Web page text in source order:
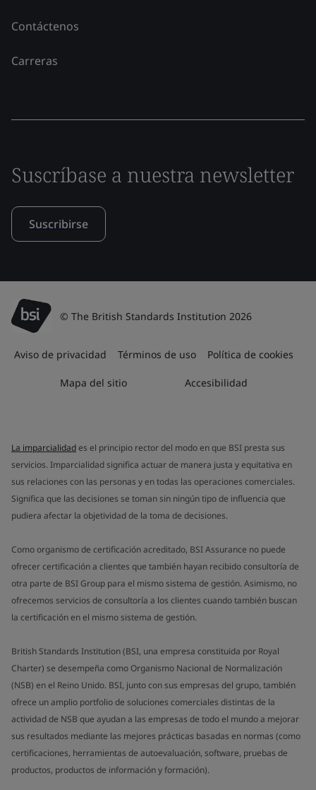
Contáctenos
Carreras
Suscríbase a nuestra newsletter
Suscribirse
© The British Standards Institution 2026
Aviso de privacidad Términos de uso Política de cookies
Mapa del sitio Accesibilidad
La imparcialidades el principio rector del modo en que BSI presta sus
servicios. Imparcialidad significa actuar de manera justa y equitativa en
sus relaciones con las personas y en todas las operaciones comerciales.
Significa que las decisiones se toman sin ningún tipo de influencia que
pudiera afectar la objetividad de la toma de decisiones.
Como organismo de certificación acreditado, BSI Assurance no puede
ofrecer certificación a clientes que también hayan recibido consultoría de
otra parte de BSI Group para el mismo sistema de gestión. Asimismo, no
ofrecemos servicios de consultoría a los clientes cuando también buscan
la certificación en el mismo sistema de gestión.
British Standards Institution (BSI, una empresa constituida por Royal
Charter) se desempeña como Organismo Nacional de Normalización
(NSB) en el Reino Unido. BSI, junto con sus empresas del grupo, también
ofrece un amplio portfolio de soluciones comerciales distintas de la
actividad de NSB que ayudan a las empresas de todo el mundo a mejorar
sus resultados mediante las mejores prácticas basadas en normas (como
certificaciones, herramientas de autoevaluación, software, pruebas de
productos, productos de información y formación).